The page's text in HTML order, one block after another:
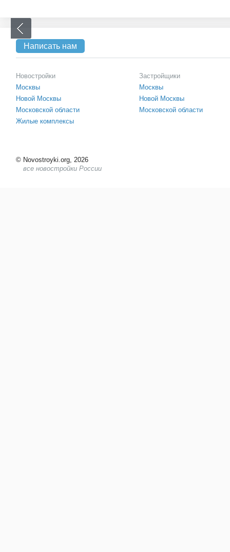
Написать нам
Новостройки
Москвы
Новой Москвы
Московской области
Жилые комплексы
Застройщики
Москвы
Новой Москвы
Московской области
© Novostroyki.org, 2026
все новостройки России